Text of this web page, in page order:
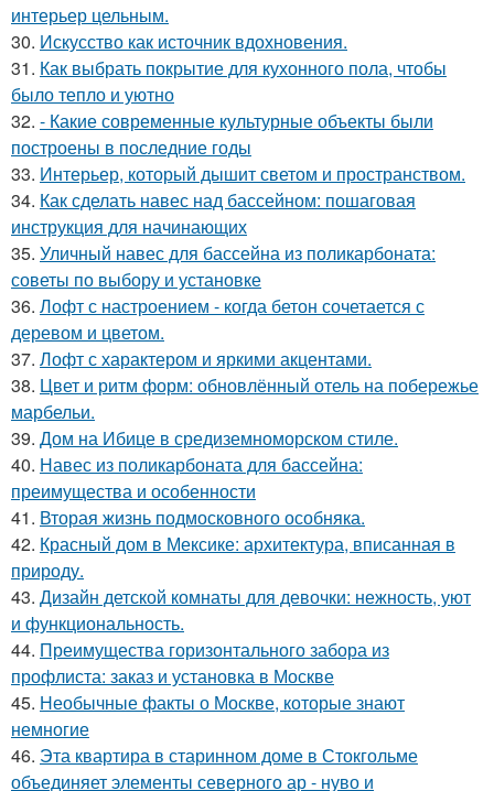
интерьер цельным.
30. Искусство как источник вдохновения.
31. Как выбрать покрытие для кухонного пола, чтобы
было тепло и уютно
32. - Какие современные культурные объекты были
построены в последние годы
33. Интерьер, который дышит светом и пространством.
34. Как сделать навес над бассейном: пошаговая
инструкция для начинающих
35. Уличный навес для бассейна из поликарбоната:
советы по выбору и установке
36. Лофт с настроением - когда бетон сочетается с
деревом и цветом.
37. Лофт с характером и яркими акцентами.
38. Цвет и ритм форм: обновлённый отель на побережье
марбельи.
39. Дом на Ибице в средиземноморском стиле.
40. Навес из поликарбоната для бассейна:
преимущества и особенности
41. Вторая жизнь подмосковного особняка.
42. Красный дом в Мексике: архитектура, вписанная в
природу.
43. Дизайн детской комнаты для девочки: нежность, уют
и функциональность.
44. Преимущества горизонтального забора из
профлиста: заказ и установка в Москве
45. Необычные факты о Москве, которые знают
немногие
46. Эта квартира в старинном доме в Стокгольме
объединяет элементы северного ар - нуво и